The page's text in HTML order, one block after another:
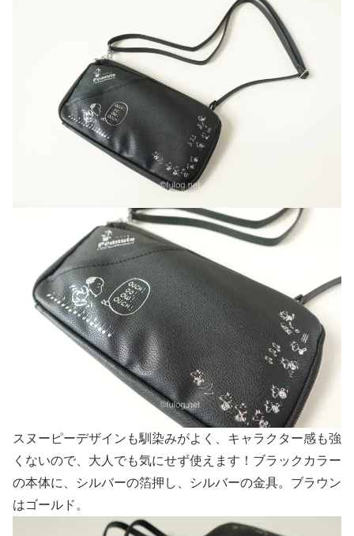
スヌーピーデザインも馴染みがよく、キャラクター感も強
くないので、大人でも気にせず使えます！ブラックカラー
の本体に、シルバーの箔押し、シルバーの金具。ブラウン
はゴールド。